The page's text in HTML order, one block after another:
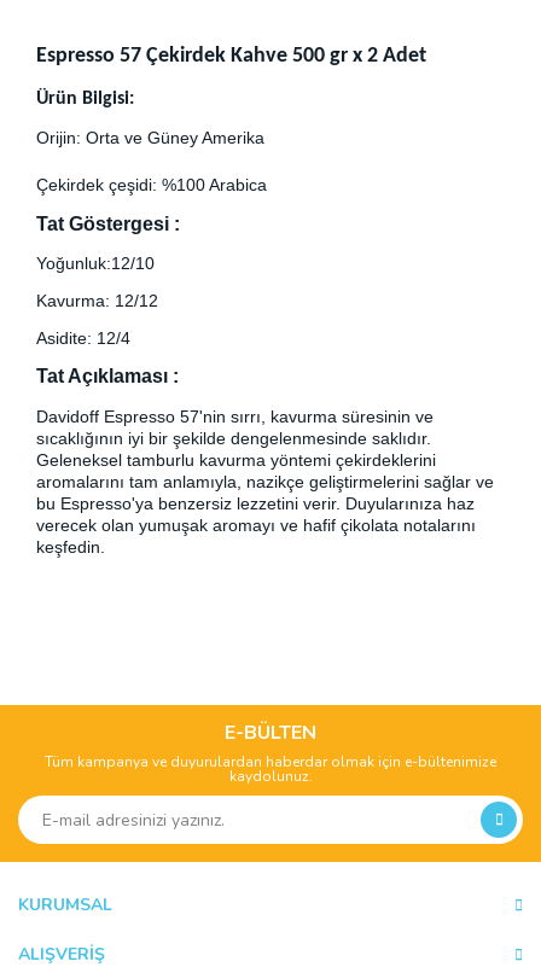
Espresso 57 Çekirdek Kahve 500 gr x 2 Adet
Ürün Bilgisi:
Orijin: Orta ve Güney Amerika
Çekirdek çeşidi: %100 Arabica
Tat Göstergesi :
Yoğunluk:12/10
Kavurma: 12/12
Asidite: 12/4
Tat Açıklaması :
Davidoff Espresso 57'nin sırrı, kavurma süresinin ve
sıcaklığının iyi bir şekilde dengelenmesinde saklıdır.
Geleneksel tamburlu kavurma yöntemi çekirdeklerini
aromalarını tam anlamıyla, nazikçe geliştirmelerini sağlar ve
bu Espresso'ya benzersiz lezzetini verir. Duyularınıza haz
verecek olan yumuşak aromayı ve hafif çikolata notalarını
keşfedin.
Yorum Yaz
kullanarak tarafımıza iletebilirsiniz.
Görüş ve önerileriniz için teşekkür ederiz.
Ürün açıklamasında eksik bilgiler bulunuyor.
Ürün bilgilerinde hatalar bulunuyor.
E-BÜLTEN
Tüm kampanya ve duyurulardan haberdar olmak için e-bültenimize
kaydolunuz.
KURUMSAL
ALIŞVERİŞ